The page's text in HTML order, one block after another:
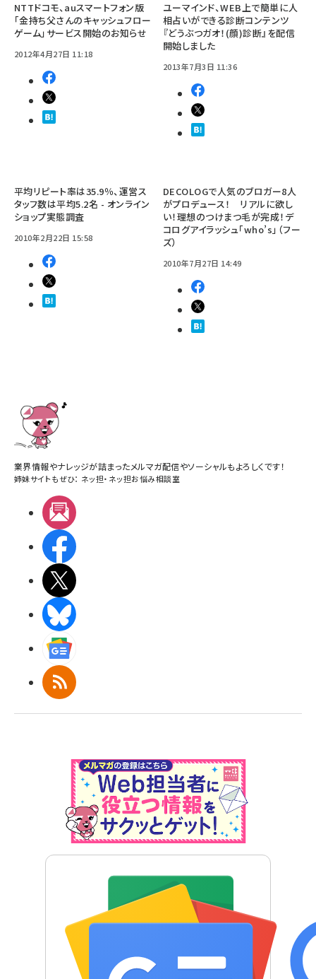
NTTドコモ、auスマートフォン版
「金持ち父さんのキャッシュフロー
ゲーム」サービス開始のお知らせ
2012年4月27日 11:18
ユーマインド、WEB上で簡単に人
相占いができる診断コンテンツ
『どうぶつガオ！(顔)診断』を配信
開始しました
2013年7月3日 11:36
平均リピート率は35.9％、運営ス
タッフ数は平均5.2名 - オンライン
ショップ実態調査
2010年2月22日 15:58
DECOLOGで人気のブロガー8人
がプロデュース！ リアルに欲し
い！理想のつけまつ毛が完成！デ
コログアイラッシュ「who’s」（フー
ズ）
2010年7月27日 14:49
業界情報やナレッジが詰まったメルマガ配信やソーシャルもよろしくです！
姉妹サイトもぜひ： ネッ担・ ネッ担お悩み相談室
RSS